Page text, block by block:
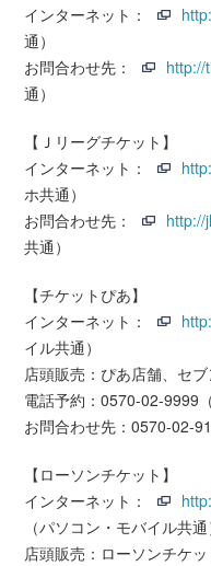
インターネット：
通）
お問合わせ先：
http://
通）
【Ｊリーグチケット】
インターネット：
ホ共通）
お問合わせ先：
http://
共通）
【チケットぴあ】
インターネット：
イル共通）
店頭販売：ぴあ店舗、セ
電話予約：0570-02-9999
お問合わせ先：0570-02-
【ローソンチケット】
インターネット：
（パソコン・モバイル共通
店頭販売：ローソンチケ